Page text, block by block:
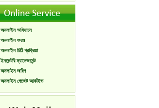
অনলাইন অধিযাচন
অনলাইন ফরম
অনলাইন চিঠি প্রক্রিয়া
ইনভেন্টরি ম্যানেজমেন্ট
অনলাইন জরিপ
অনলাইন গেজেট আর্কাইভ